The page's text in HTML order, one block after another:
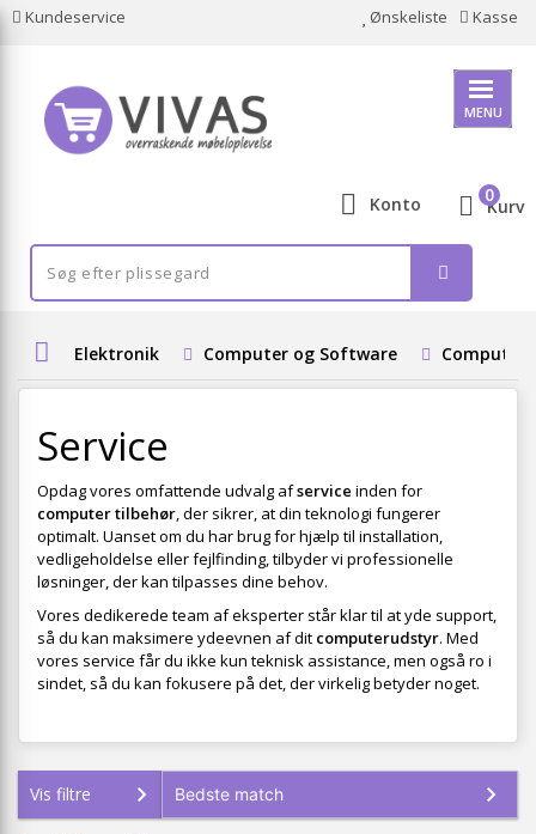
Kundeservice Ønskeliste Kasse
MENU
Konto Kurv
0
Elektronik Computer og Software
Service
Opdag vores omfattende udvalg afservice inden for
computer tilbehør, der sikrer, at din teknologi fungerer
optimalt. Uanset om du har brug for hjælp til installation,
vedligeholdelse eller fejlfinding, tilbyder vi professionelle
løsninger, der kan tilpasses dine behov.
Vores dedikerede team af eksperter står klar til at yde support,
så du kan maksimere ydeevnen af dit computerudstyr. Med
vores service får du ikke kun teknisk assistance, men også ro i
sindet, så du kan fokusere på det, der virkelig betyder noget.
Vis filtre